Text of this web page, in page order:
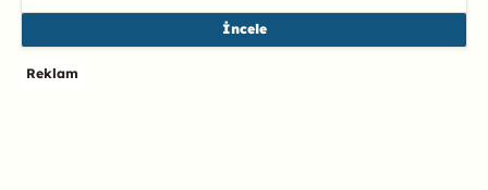
İncele
Reklam